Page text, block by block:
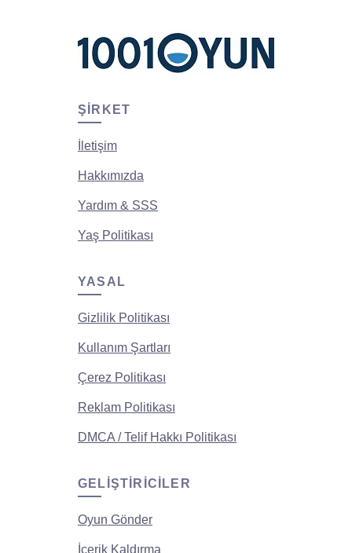
ŞIRKET
İletişim
Hakkımızda
Yardım & SSS
Yaş Politikası
YASAL
Gizlilik Politikası
Kullanım Şartları
Çerez Politikası
Reklam Politikası
DMCA / Telif Hakkı Politikası
GELIŞTIRICILER
Oyun Gönder
İçerik Kaldırma